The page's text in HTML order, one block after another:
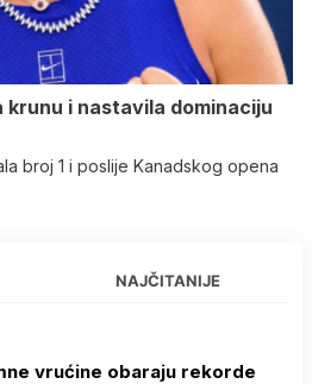
i nastavila dominaciju
broj 1 i poslije Kanadskog opena
NAJČITANIJE
vrućine obaraju rekorde